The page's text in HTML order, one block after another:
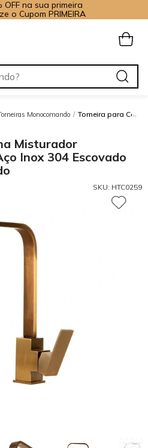
na sua primeira
o Cupom PRIMEIRA
Monocomando / Torneira para
Misturador
Inox 304 Escovado
SKU: HTC0259